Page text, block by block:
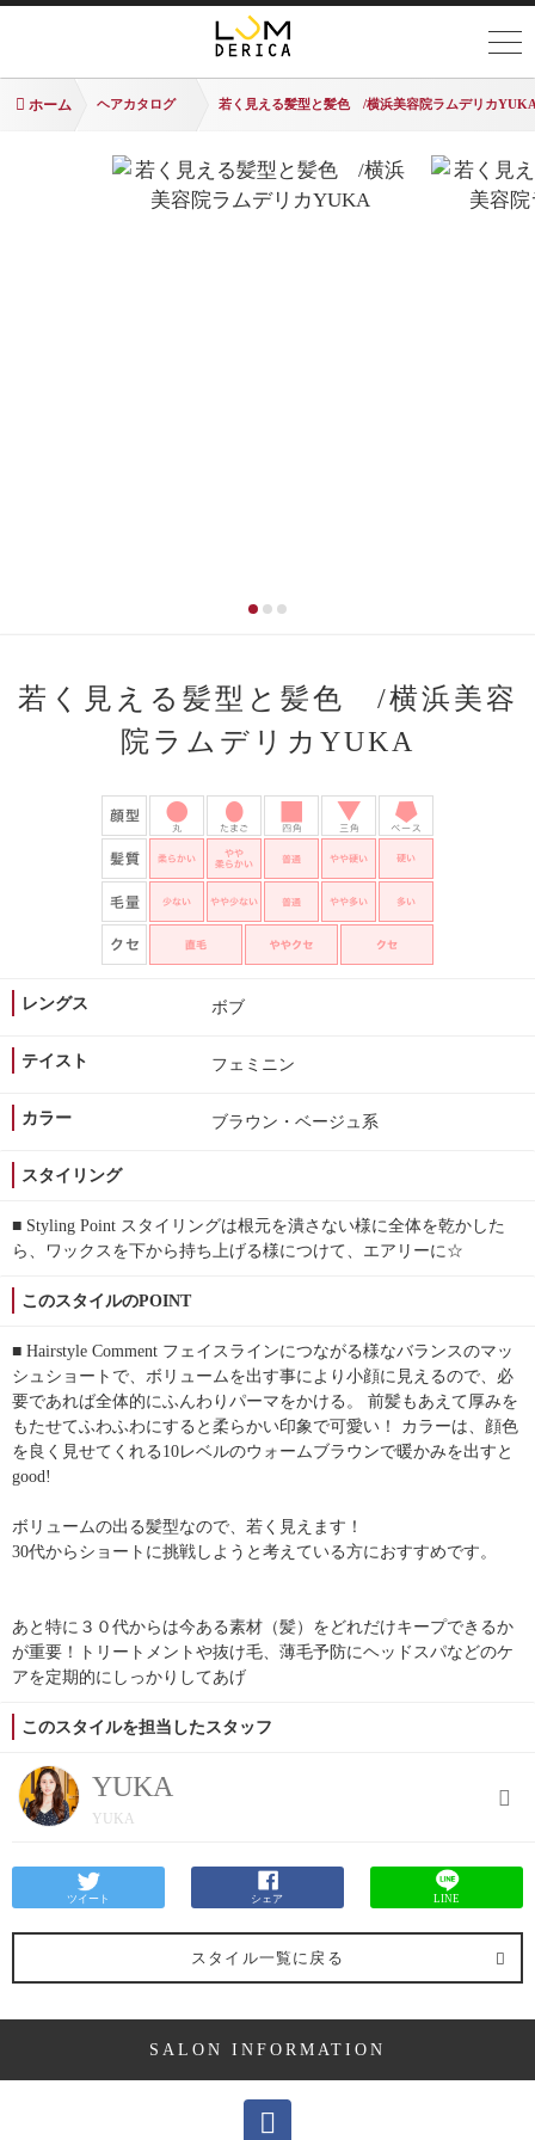
ホーム ヘアカタログ 若く見える髪型と髪色 /横浜美容院ラムデリカ
若く見える髪型と髪色 /横浜美容
院ラムデリカYUKA
レングス ボブ
テイスト フェミニン
カラー ブラウン・ベージュ系
スタイリング
■ Styling Point スタイリングは根元を潰さない様に全体を乾かした
ら、ワックスを下から持ち上げる様につけて、エアリーに☆
このスタイルのPOINT
■ Hairstyle Comment フェイスラインにつながる様なバランスのマッ
シュショートで、ボリュームを出す事により小顔に見えるので、必
要であれば全体的にふんわりパーマをかける。 前髪もあえて厚みを
もたせてふわふわにすると柔らかい印象で可愛い！ カラーは、顔色
を良く見せてくれる10レベルのウォームブラウンで暖かみを出すと
good!
ボリュームの出る髪型なので、若く見えます！
30代からショートに挑戦しようと考えている方におすすめです。
あと特に３０代からは今ある素材（髪）をどれだけキープできるか
が重要！トリートメントや抜け毛、薄毛予防にヘッドスパなどのケ
アを定期的にしっかりしてあげ
このスタイルを担当したスタッフ
YUKA
YUKA
ツイート シェア LINE
スタイル一覧に戻る
SALON INFORMATION